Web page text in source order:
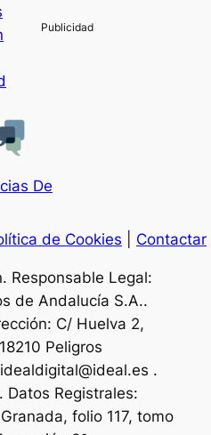
De
de Cookies Contactar
Responsable Legal:
de Andalucía S.A..
C/ Huelva 2,
Peligros
.
Registrales:
folio 117, tomo